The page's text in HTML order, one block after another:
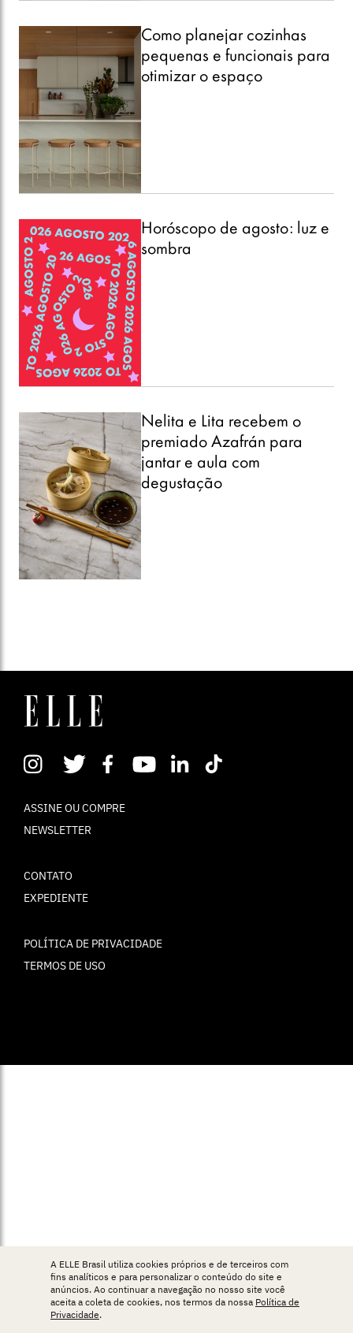
Como planejar cozinhas
pequenas e funcionais para
otimizar o espaço
Horóscopo de agosto: luz e
sombra
Nelita e Lita recebem o
premiado Azafrán para
jantar e aula com
degustação
ASSINE OU COMPRE
NEWSLETTER
CONTATO
EXPEDIENTE
POLÍTICA DE PRIVACIDADE
TERMOS DE USO
A ELLE Brasil utiliza cookies próprios e de terceiros com
fins analíticos e para personalizar o conteúdo do site e
anúncios. Ao continuar a navegação no nosso site você
aceita a coleta de cookies, nos termos da nossa Política de
Privacidade.